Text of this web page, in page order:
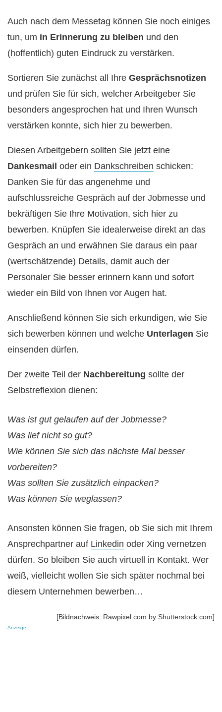
Auch nach dem Messetag können Sie noch einiges
tun, um in Erinnerung zu bleiben und den
(hoffentlich) guten Eindruck zu verstärken.
Sortieren Sie zunächst all Ihre Gesprächsnotizen
und prüfen Sie für sich, welcher Arbeitgeber Sie
besonders angesprochen hat und Ihren Wunsch
verstärken konnte, sich hier zu bewerben.
Diesen Arbeitgebern sollten Sie jetzt eine
Dankesmail oder ein Dankschreiben schicken:
Danken Sie für das angenehme und
aufschlussreiche Gespräch auf der Jobmesse und
bekräftigen Sie Ihre Motivation, sich hier zu
bewerben. Knüpfen Sie idealerweise direkt an das
Gespräch an und erwähnen Sie daraus ein paar
(wertschätzende) Details, damit auch der
Personaler Sie besser erinnern kann und sofort
wieder ein Bild von Ihnen vor Augen hat.
Anschließend können Sie sich erkundigen, wie Sie
sich bewerben können und welche Unterlagen Sie
einsenden dürfen.
Der zweite Teil der Nachbereitung sollte der
Selbstreflexion dienen:
Was ist gut gelaufen auf der Jobmesse?
Was lief nicht so gut?
Wie können Sie sich das nächste Mal besser
vorbereiten?
Was sollten Sie zusätzlich einpacken?
Was können Sie weglassen?
Ansonsten können Sie fragen, ob Sie sich mit Ihrem
Ansprechpartner auf Linkedin oder Xing vernetzen
dürfen. So bleiben Sie auch virtuell in Kontakt. Wer
weiß, vielleicht wollen Sie sich später nochmal bei
diesem Unternehmen bewerben…
[Bildnachweis: Rawpixel.com by Shutterstock.com]
Anzeige